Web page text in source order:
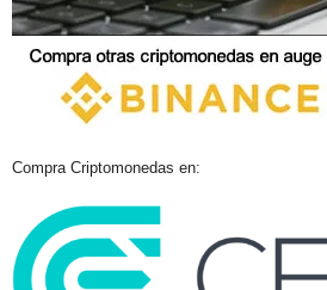
Compra Criptomonedas en: